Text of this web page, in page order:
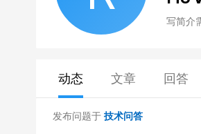
写简介
动态 文章 回答
发布问题于 技术问答